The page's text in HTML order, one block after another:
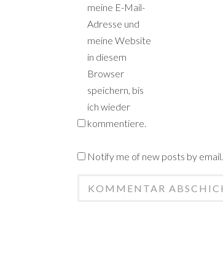
meine E-Mail-
Adresse und
meine Website
in diesem
Browser
speichern, bis
ich wieder
kommentiere.
Notify me of new posts by email.